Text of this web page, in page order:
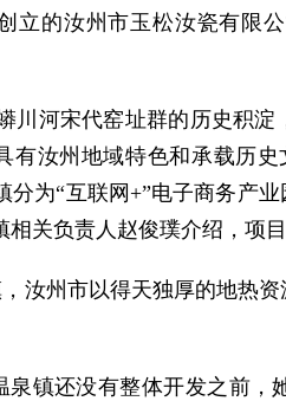
立的汝州市玉松汝瓷有限
河宋代窑址群的历史积淀
汝州地域特色和承载历
为“互联网+”电子商务产
关负责人赵俊璞介绍，项
汝州市以得天独厚的地热
还没有整体开发之前，